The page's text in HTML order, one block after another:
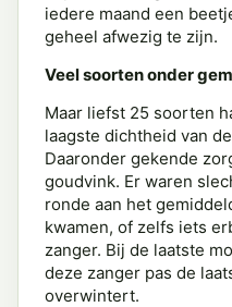
iedere maand een
geheel afwezig te zijn.
Veel soorten onder
Maar liefst 25 soorten
laagste dichtheid van
Daaronder gekende
goudvink. Er waren
ronde aan het
kwamen, of zelfs iets
zanger. Bij de laatste
deze zanger pas de
overwintert.